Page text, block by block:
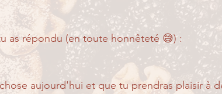
as répondu (en toute honnêteté 😅) :
aujourd'hui et que tu prendras plaisir à